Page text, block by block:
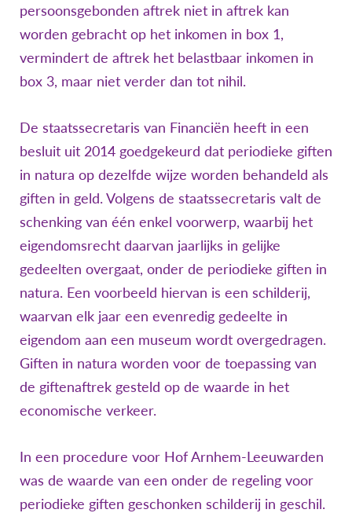
persoonsgebonden aftrek niet in aftrek kan
worden gebracht op het inkomen in box 1,
vermindert de aftrek het belastbaar inkomen in
box 3, maar niet verder dan tot nihil.
De staatssecretaris van Financiën heeft in een
besluit uit 2014 goedgekeurd dat periodieke giften
in natura op dezelfde wijze worden behandeld als
giften in geld. Volgens de staatssecretaris valt de
schenking van één enkel voorwerp, waarbij het
eigendomsrecht daarvan jaarlijks in gelijke
gedeelten overgaat, onder de periodieke giften in
natura. Een voorbeeld hiervan is een schilderij,
waarvan elk jaar een evenredig gedeelte in
eigendom aan een museum wordt overgedragen.
Giften in natura worden voor de toepassing van
de giftenaftrek gesteld op de waarde in het
economische verkeer.
In een procedure voor Hof Arnhem-Leeuwarden
was de waarde van een onder de regeling voor
periodieke giften geschonken schilderij in geschil.